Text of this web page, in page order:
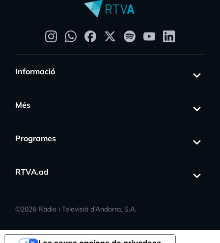
Informació
Més
Programes
RTVA.ad
©2026 Ràdio i Televisió d’Andorra, S.A.